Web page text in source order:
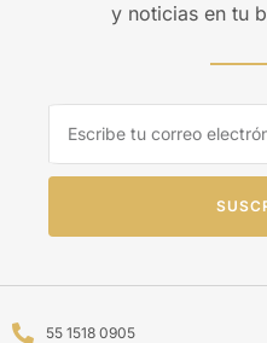
y noticias en tu
55 1518 0905